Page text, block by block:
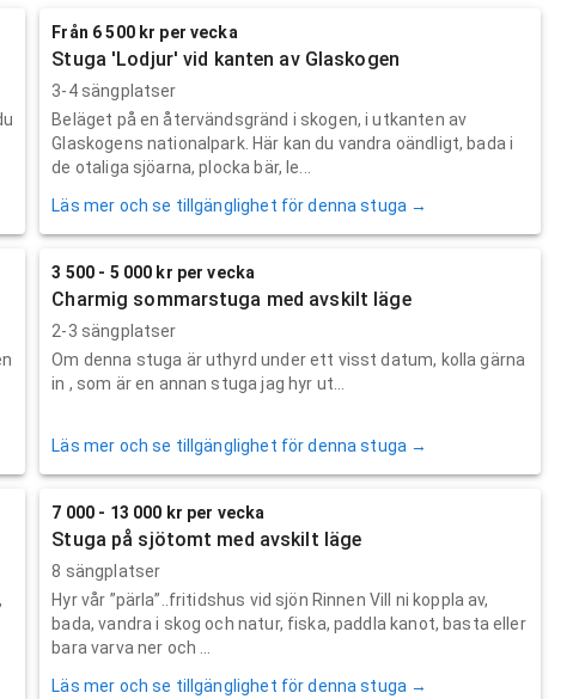
Från 6 500 kr per vecka
Stuga 'Lodjur' vid kanten av Glaskogen
3-4 sängplatser
Beläget på en återvändsgränd i skogen, i utkanten av
Glaskogens nationalpark. Här kan du vandra oändligt, bada i
de otaliga sjöarna, plocka bär, le...
Läs mer och se tillgänglighet för denna stuga →
3 500 - 5 000 kr per vecka
Charmig sommarstuga med avskilt läge
2-3 sängplatser
Om denna stuga är uthyrd under ett visst datum, kolla gärna
in , som är en annan stuga jag hyr ut...
Läs mer och se tillgänglighet för denna stuga →
7 000 - 13 000 kr per vecka
Stuga på sjötomt med avskilt läge
8 sängplatser
Hyr vår ”pärla”..fritidshus vid sjön Rinnen Vill ni koppla av,
bada, vandra i skog och natur, fiska, paddla kanot, basta eller
bara varva ner och ...
Läs mer och se tillgänglighet för denna stuga →